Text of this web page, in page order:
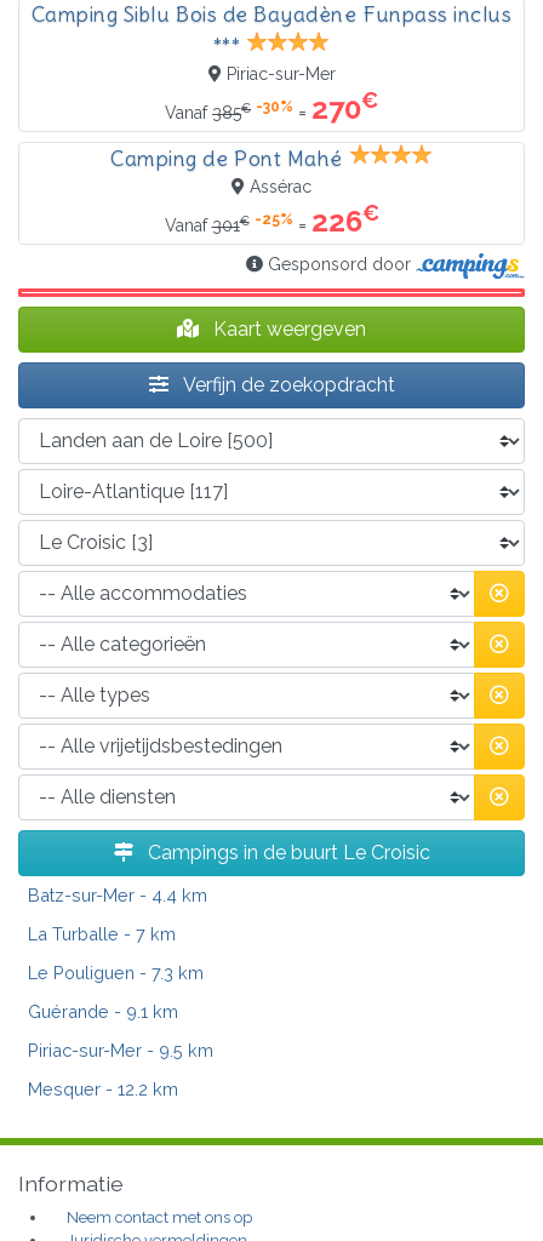
Camping Siblu Bois de Bayadène Funpass inclus
***
Piriac-sur-Mer
Vanaf385€ -30% = 270€
Camping de Pont Mahé
Assérac
Vanaf301€ -25% = 226€
Gesponsord door
Kaart weergeven
Verfijn de zoekopdracht
Campings in de buurt Le Croisic
Batz-sur-Mer - 4.4 km
La Turballe - 7 km
Le Pouliguen - 7.3 km
Guérande - 9.1 km
Piriac-sur-Mer - 9.5 km
Mesquer - 12.2 km
Informatie
Neem contact met ons op